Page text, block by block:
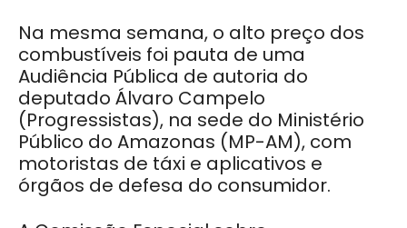
Na mesma semana, o alto preço dos
combustíveis foi pauta de uma
Audiência Pública de autoria do
deputado Álvaro Campelo
(Progressistas), na sede do Ministério
Público do Amazonas (MP-AM), com
motoristas de táxi e aplicativos e
órgãos de defesa do consumidor.